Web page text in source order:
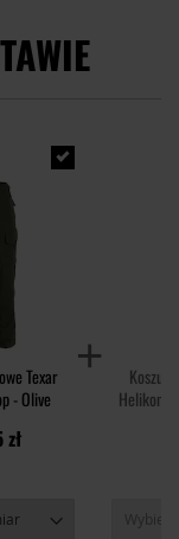
Texar
- Olive
Helikon-